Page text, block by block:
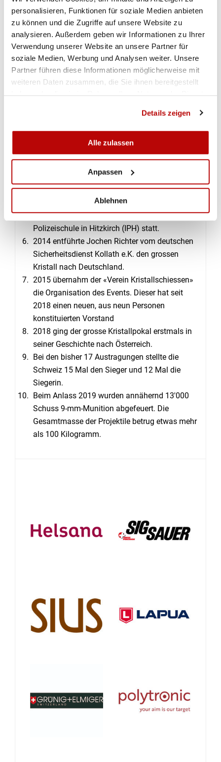
personalisieren, Funktionen für soziale Medien anbieten
zu können und die Zugriffe auf unsere Website zu
analysieren. Außerdem geben wir Informationen zu Ihrer
Verwendung unserer Website an unsere Partner für
soziale Medien, Werbung und Analysen weiter. Unsere
Partner führen diese Informationen möglicherweise mit
weiteren Daten zusammen, die Sie ihnen bereitgestellt
Details zeigen
Alle zulassen
Anpassen
Ablehnen
vier Nationen (D, A, CH, LUX) als die «inoffizielle
Europameisterschaft des dynamischen
Polizeischiessens».
Das Kristallschiessen wurde von der
Schiesssektion der Kapo Luzern ins Leben
gerufen und fand 2003 erstmals statt – in der
Kiesgrube des DSV 357 im luzernischen
– mit eigener Wertung.
Österreich. Diesen Erfolg wiederholten sie 2012
und 2015.
2013 und 2014 fand der Event im
Trainingszentrum Aabach der Interkantonalen
Polizeischule in Hitzkirch (IPH) statt.
2014 entführte Jochen Richter vom deutschen
Sicherheitsdienst Kollath e.K. den grossen
Kristall nach Deutschland.
2015 übernahm der «Verein Kristallschiessen»
die Organisation des Events. Dieser hat seit
2018 einen neuen, aus neun Personen
konstituierten Vorstand
2018 ging der grosse Kristallpokal erstmals in
seiner Geschichte nach Österreich.
Bei den bisher 17 Austragungen stellte die
Schweiz 15 Mal den Sieger und 12 Mal die
Siegerin.
Beim Anlass 2019 wurden annähernd 13'000
Schuss 9-mm-Munition abgefeuert. Die
Gesamtmasse der Projektile betrug etwas mehr
als 100 Kilogramm.